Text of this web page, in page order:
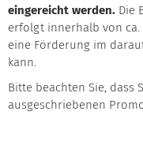
eingereicht werden. Die
erfolgt innerhalb von ca.
eine Förderung im
kann.
Bitte beachten Sie, dass
ausgeschriebenen